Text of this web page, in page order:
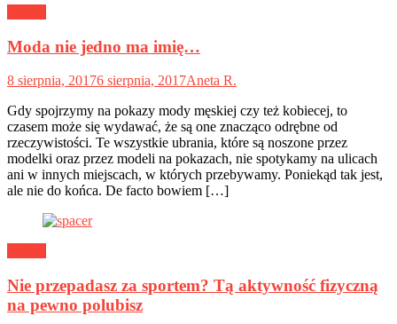
Moda nie jedno ma imię…
8 sierpnia, 20176 sierpnia, 2017Aneta R.
Gdy spojrzymy na pokazy mody męskiej czy też kobiecej, to
czasem może się wydawać, że są one znacząco odrębne od
rzeczywistości. Te wszystkie ubrania, które są noszone przez
modelki oraz przez modeli na pokazach, nie spotykamy na ulicach
ani w innych miejscach, w których przebywamy. Poniekąd tak jest,
ale nie do końca. De facto bowiem […]
Nie przepadasz za sportem? Tą aktywność fizyczną
na pewno polubisz